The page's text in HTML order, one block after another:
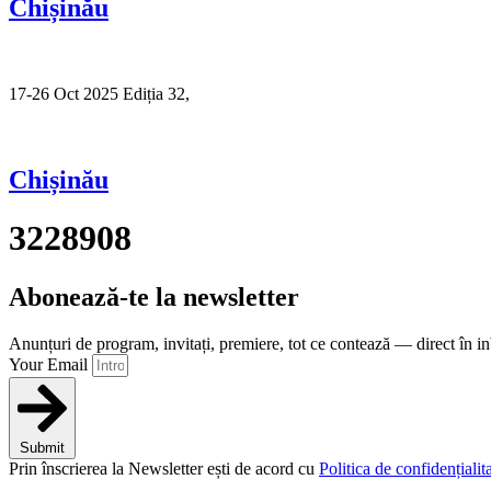
Chișinău
17-26 Oct 2025 Ediția 32,
Chișinău
3228908
Abonează-te la newsletter
Anunțuri de program, invitați, premiere, tot ce contează — direct în
Your Email
Submit
Prin înscrierea la Newsletter ești de acord cu Politica de